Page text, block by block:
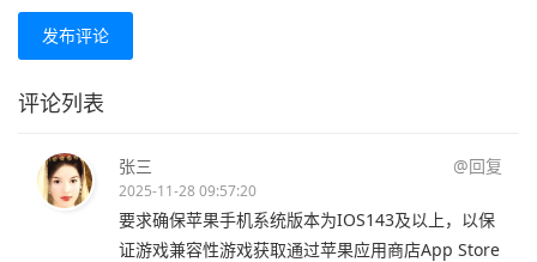
发布评论
评论列表
张三 @回复
2025-11-28 09:57:20
要求确保苹果手机系统版本为IOS143及以上，以保
证游戏兼容性游戏获取通过苹果应用商店App Store